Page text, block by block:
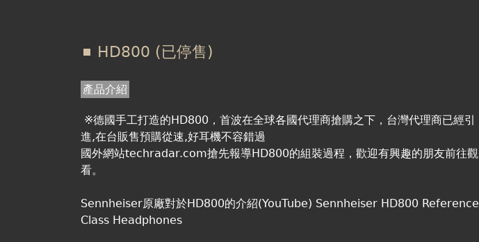
HD800 (已停售)
產品介紹
※德國手工打造的HD800，首波在全球各國代理商搶購之下，台灣代理商已經引
進,在台販售預購從速,好耳機不容錯過
國外網站techradar.com搶先報導HD800的組裝過程，歡迎有興趣的朋友前往觀
看。
Sennheiser原廠對於HD800的介紹(YouTube) Sennheiser HD800 Reference
Class Headphones